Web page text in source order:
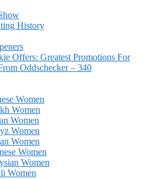
History
Offers: Greatest Promotions For
Oddschecker – 340
Women
Women
Women
Women
Women
Women
Women
Women